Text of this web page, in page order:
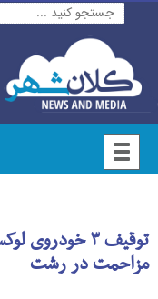
توقیف ۳
مزاحمت در رشت